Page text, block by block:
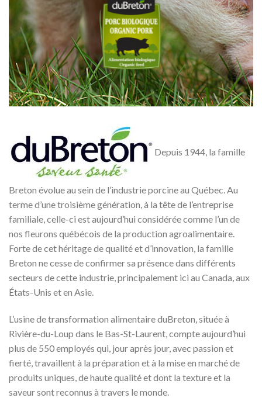
Depuis 1944, la famille
Breton évolue au sein de l’industrie porcine au Québec. Au
terme d’une troisième génération, à la tête de l’entreprise
familiale, celle-ci est aujourd’hui considérée comme l’un de
nos fleurons québécois de la production agroalimentaire.
Forte de cet héritage de qualité et d’innovation, la famille
Breton ne cesse de confirmer sa présence dans différents
secteurs de cette industrie, principalement ici au Canada, aux
États-Unis et en Asie.
L’usine de transformation alimentaire duBreton, située à
Rivière-du-Loup dans le Bas-St-Laurent, compte aujourd’hui
plus de 550 employés qui, jour après jour, avec passion et
fierté, travaillent à la préparation et à la mise en marché de
produits uniques, de haute qualité et dont la texture et la
saveur sont reconnus à travers le monde.